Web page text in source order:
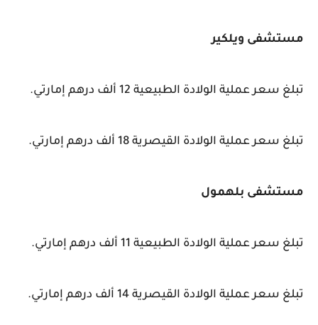
مستشفى ويلكير
تبلغ سعر عملية الولادة الطبيعية 12 ألف درهم إمارتي.
تبلغ سعر عملية الولادة القيصرية 18 ألف درهم إمارتي.
مستشفى بلهمول
تبلغ سعر عملية الولادة الطبيعية 11 ألف درهم إمارتي.
تبلغ سعر عملية الولادة القيصرية 14 ألف درهم إمارتي.